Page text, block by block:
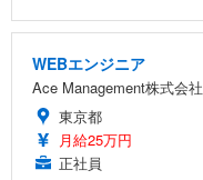
WEBエンジニア
Ace Management株式会社
東京都
月給25万円
正社員